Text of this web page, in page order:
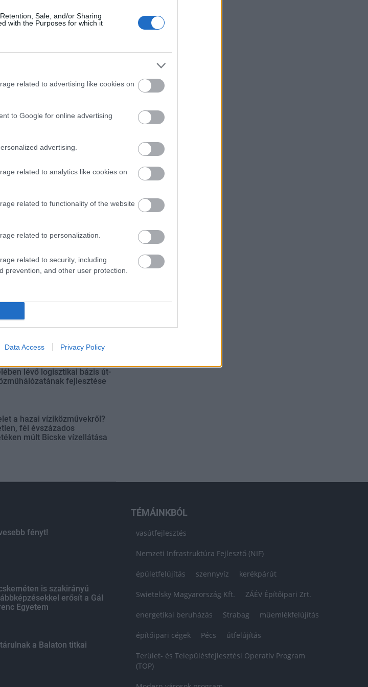
Sale, and/or Sharing
with the Purposes for which it
related to advertising like cookies on
to Google for online advertising
advertising.
related to analytics like cookies on
related to functionality of the website
related to personalization.
related to security, including
prevention, and other user protection.
Data Access Privacy Policy
is szakirányú
Egyetem
téri felüljárón
lévő logisztikai bázis út-
fejlesztése
a hazai víziközművekről?
fél évszázados
múlt Bicske vízellátása
fényt!
is szakirányú
erősít a Gál
Egyetem
a Balaton titkai
TÉMÁINKBÓL
vasútfejlesztés
Nemzeti Infrastruktúra Fejlesztő (NIF)
épületfelújítás szennyvíz kerékpárút
Swietelsky Magyarország Kft. ZÁÉV Építőipari Zrt.
energetikai beruházás Strabag műemlékfelújítás
építőipari cégek Pécs útfelújítás
Terület- és Településfejlesztési Operatív Program
(TOP)